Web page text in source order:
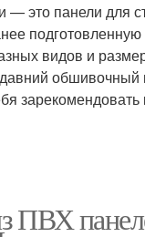
— это панели для
видов и
обшивочный
зарекомендовать
ПВХ